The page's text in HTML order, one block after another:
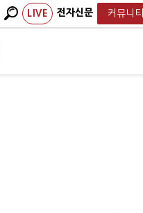
LIVE 전자신문 커뮤니티